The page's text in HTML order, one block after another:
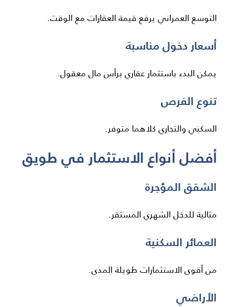
التوسع العمراني يرفع قيمة العقارات مع الوقت.
أسعار دخول مناسبة
يمكن البدء باستثمار عقاري برأس مال معقول.
تنوع الفرص
السكني والتجاري كلاهما متوفر.
أفضل أنواع الاستثمار في طويق
الشقق المؤجرة
مثالية للدخل الشهري المستقر.
العمائر السكنية
من أقوى الاستثمارات طويلة المدى.
الأراضي